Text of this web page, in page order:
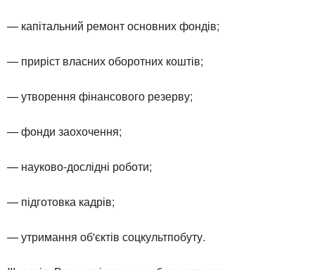
— капітальний ремонт основних фондів;
— приріст власних оборотних коштів;
— утворення фінансового резерву;
— фонди заохочення;
— науково-дослідні роботи;
— підготовка кадрів;
— утримання об'єктів соцкультпобуту.